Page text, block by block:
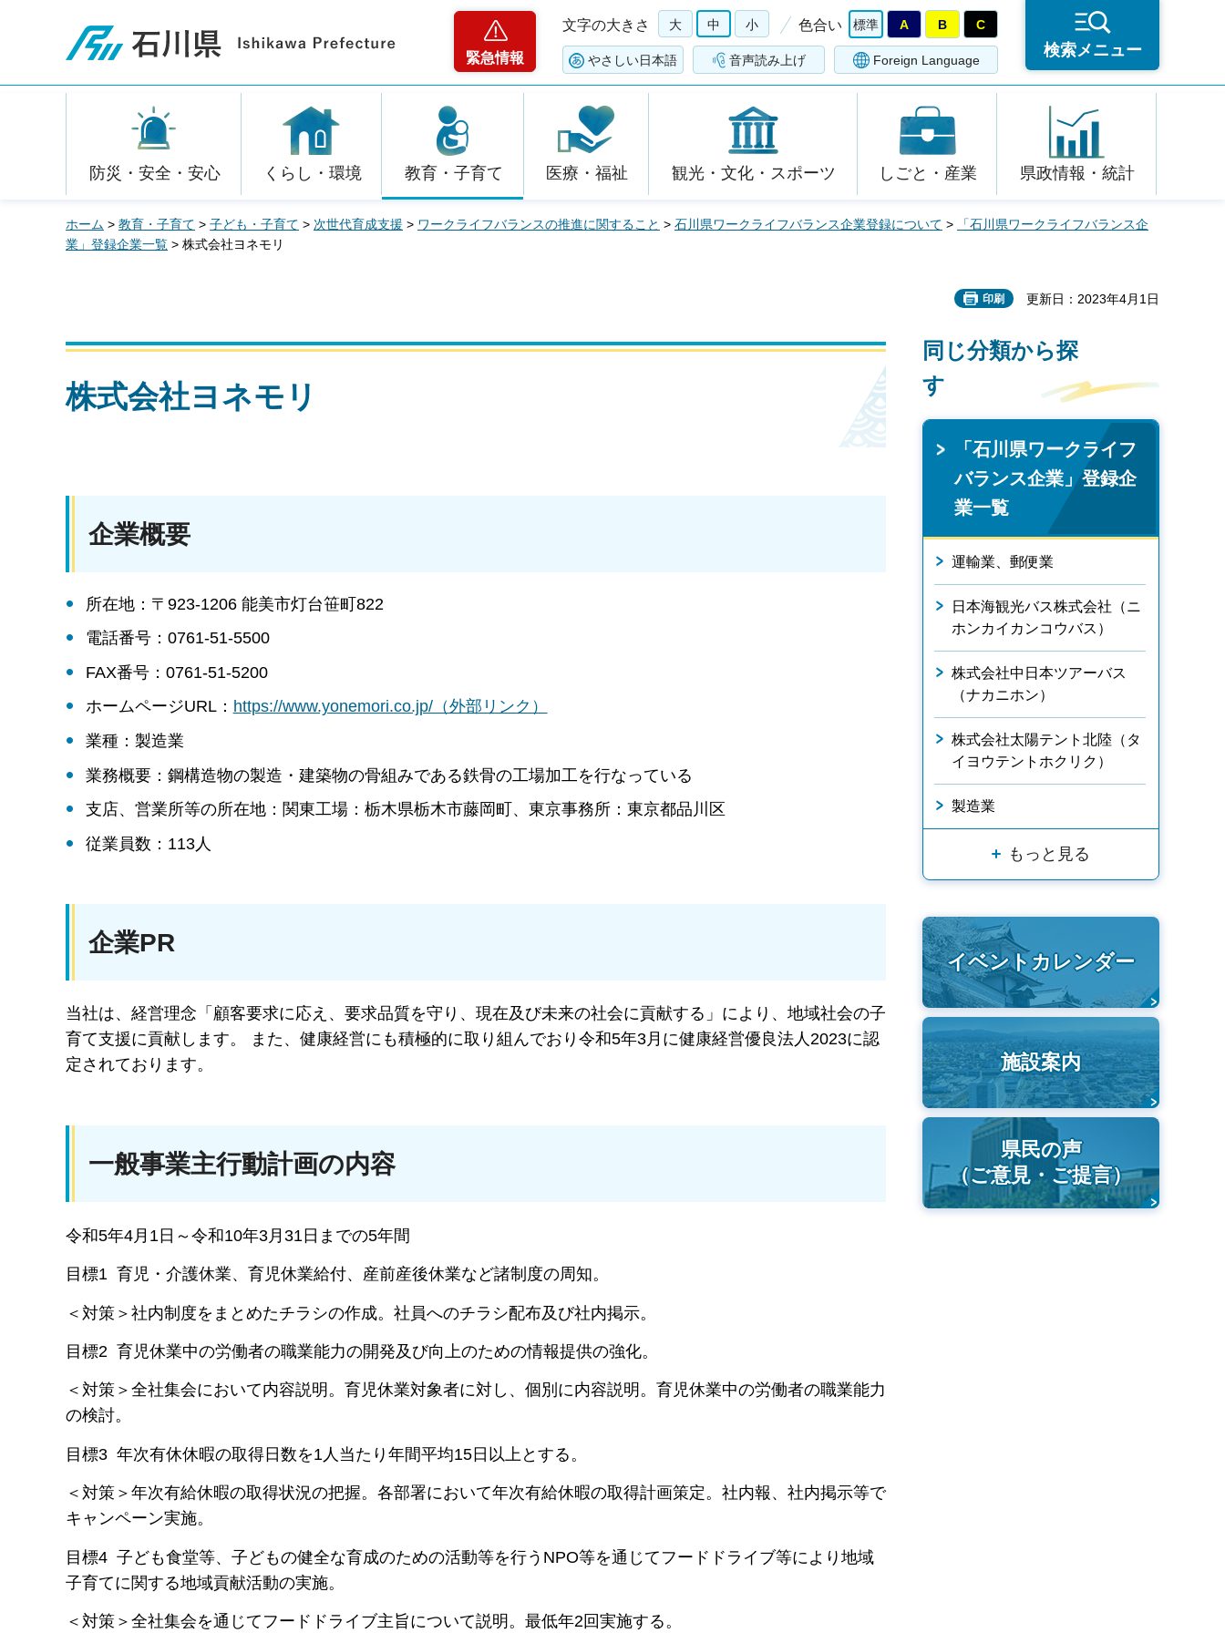
石川県
緊急情報
文字の大きさ 大 中 小 色合い 標準 A B C
やさしい日本語 音声読み上げ Foreign Language
検索メニュー
防災・安全・安心 くらし・環境 教育・子育て 医療・福祉 観光・文化・スポーツ しごと・産業 県政情報・統計
ホーム > 教育・子育て > 子ども・子育て > 次世代育成支援 > ワークライフバランスの推進に関すること > 石川県ワークライフバランス企業登録について >
「石川県ワークライフバランス企
業」登録企業一覧 > 株式会社ヨネモリ
印刷 更新日：2023年4月1日
株式会社ヨネモリ
企業概要
所在地：〒923-1206 能美市灯台笹町822
電話番号：0761-51-5500
FAX番号：0761-51-5200
ホームページURL： https://www.yonemori.co.jp/（外部リンク）
業種：製造業
業務概要：鋼構造物の製造・建築物の骨組みである鉄骨の工場加工を行なっている
支店、営業所等の所在地：関東工場：栃木県栃木市藤岡町、東京事務所：東京都品川区
従業員数：113人
企業PR
当社は、経営理念「顧客要求に応え、要求品質を守り、現在及び未来の社会に貢献する」により、地域社会の子
育て支援に貢献します。 また、健康経営にも積極的に取り組んでおり令和5年3月に健康経営優良法人2023に認
定されております。
一般事業主行動計画の内容
令和5年4月1日～令和10年3月31日までの5年間
目標1 育児・介護休業、育児休業給付、産前産後休業など諸制度の周知。
＜対策＞社内制度をまとめたチラシの作成。社員へのチラシ配布及び社内掲示。
目標2 育児休業中の労働者の職業能力の開発及び向上のための情報提供の強化。
＜対策＞全社集会において内容説明。育児休業対象者に対し、個別に内容説明。育児休業中の労働者の職業能力
の検討。
目標3 年次有休休暇の取得日数を1人当たり年間平均15日以上とする。
＜対策＞年次有給休暇の取得状況の把握。各部署において年次有給休暇の取得計画策定。社内報、社内掲示等で
キャンペーン実施。
目標4 子ども食堂等、子どもの健全な育成のための活動等を行うNPO等を通じてフードドライブ等により地域
子育てに関する地域貢献活動の実施。
＜対策＞全社集会を通じてフードドライブ主旨について説明。最低年2回実施する。
同じ分類から探
す
「石川県ワークライフ
バランス企業」登録企
業一覧
運輸業、郵便業
日本海観光バス株式会社（ニ
ホンカイカンコウバス）
株式会社中日本ツアーバス
（ナカニホン）
株式会社太陽テント北陸（タ
イヨウテントホクリク）
製造業
もっと見る
イベントカレンダー
施設案内
県民の声
（ご意見・ご提言）